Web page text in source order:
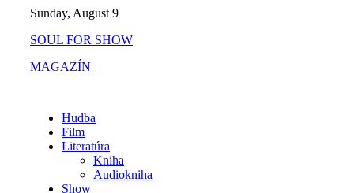
content
Sunday, August 9
SOUL FOR SHOW
MAGAZÍN
Hudba
Film
Literatúra
Kniha
Audiokniha
Show